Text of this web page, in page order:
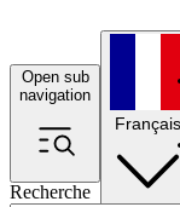
Open sub
navigation
Recherche
Français